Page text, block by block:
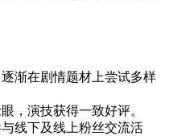
渐在剧情题材上尝试多样
，演技获得一致好评。
线下及线上粉丝交流活